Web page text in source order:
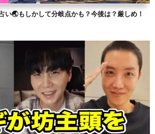
い🌏もしかして分岐点かも？今後は？厳しめ！